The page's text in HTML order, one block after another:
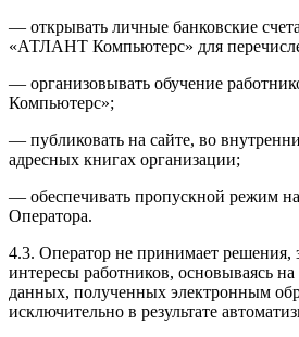
— открывать личные банковские
«АТЛАНТ Компьютерс» для
— организовывать обучение
Компьютерс»;
— публиковать на сайте, во
адресных книгах организации;
— обеспечивать пропускной режим
Оператора.
4.3. Оператор не принимает решения,
интересы работников, основываясь
данных, полученных электронным
исключительно в результате